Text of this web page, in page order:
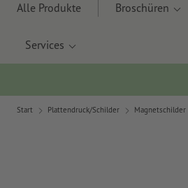
Alle Produkte Broschüren
Services
Start Plattendruck/Schilder Magnetschilder